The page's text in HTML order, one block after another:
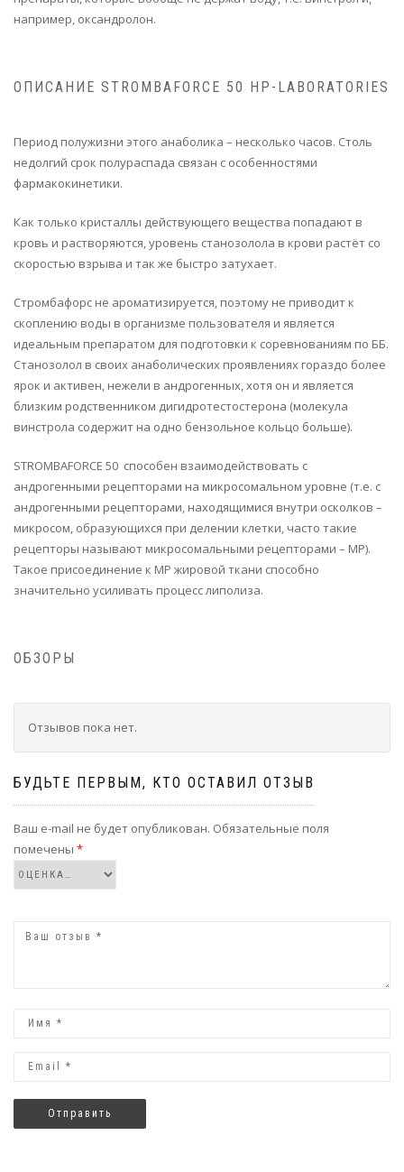
например, оксандролон.
ОПИСАНИЕ STROMBAFORCE 50 HP-LABORATORIES
Период полужизни этого анаболика – несколько часов. Столь
недолгий срок полураспада связан с особенностями
фармакокинетики.
Как только кристаллы действующего вещества попадают в
кровь и растворяются, уровень станозолола в крови растёт со
скоростью взрыва и так же быстро затухает.
Стромбафорс не ароматизируется, поэтому не приводит к
скоплению воды в организме пользователя и является
идеальным препаратом для подготовки к соревнованиям по ББ.
Станозолол в своих анаболических проявлениях гораздо более
ярок и активен, нежели в андрогенных, хотя он и является
близким родственником дигидротестостерона (молекула
винстрола содержит на одно бензольное кольцо больше).
STROMBAFORCE 50 способен взаимодействовать с
андрогенными рецепторами на микросомальном уровне (т.е. с
андрогенными рецепторами, находящимися внутри осколков –
микросом, образующихся при делении клетки, часто такие
рецепторы называют микросомальными рецепторами – MP).
Такое присоединение к MP жировой ткани способно
значительно усиливать процесс липолиза.
ОБЗОРЫ
Отзывов пока нет.
БУДЬТЕ ПЕРВЫМ, КТО ОСТАВИЛ ОТЗЫВ
Ваш e-mail не будет опубликован. Обязательные поля
помечены *